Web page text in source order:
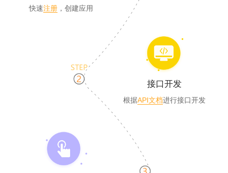
快速注册，创建应用
接口开发
根据API文档进行接口开发